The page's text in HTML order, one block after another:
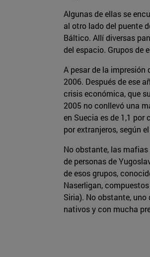
Algunas de ellas se
al otro lado del puente
Báltico. Allí diversas
del espacio. Grupos de
A pesar de la
2006. Después de ese
crisis económica, que
2005 no conllevó una
en Suecia es de 1,1
por extranjeros, según
No obstante, las
de personas de
de esos grupos,
Naserligan,
Siria). No obstante,
nativos y con mucha